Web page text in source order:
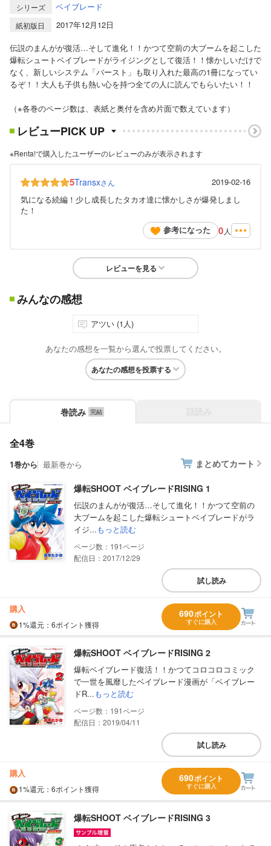
シリーズ ベイブレード
紙初版日
2017年12月12日
伝説のまんがが復活…そして進化！！かつて空前の大ブームを起こした
爆転シュートベイブレードがライジングとして復活！！懐かしいだけで
なく、新しいシステム「バースト」も取り入れた最高の1冊になってい
るぞ！！大人も子供も熱い心を持つ全ての人に読んでもらいたい！！
（※各巻のページ数は、表紙と奥付を含め片面で数えています）
レビューPICK UP
※Renta!で購入したユーザーのレビューのみが表示されます
5Transxさん
2019-02-16
気になる続編！少し成長したタカオ達に懐かしさが爆発しまし
た！
参考になった
0 人
レビューを見る
みんなの感想
アツい (1人)
あなたの感想を一覧から選んで投票してください。
あなたの感想を投票する
巻読み
全4巻
1巻から 最新巻から まとめてカート
爆転SHOOT ベイブレードRISING 1
伝説のまんがが復活…そして進化！！かつて空前の
大ブームを起こした爆転シュートベイブレードがラ
イジ...もっと読む
191
配信日：2017/12/29
試し読み
購入
1%還元 ：6ポイント獲得
690ポイント
すぐに購入
爆転SHOOT ベイブレードRISING 2
爆転ベイブレード復活！！かつてコロコロコミック
で一世を風靡したベイブレード漫画が「ベイブレー
ドR...もっと読む
191
配信日：2019/04/11
試し読み
購入
1%還元 ：6ポイント獲得
690ポイント
すぐに購入
爆転SHOOT ベイブレードRISING 3